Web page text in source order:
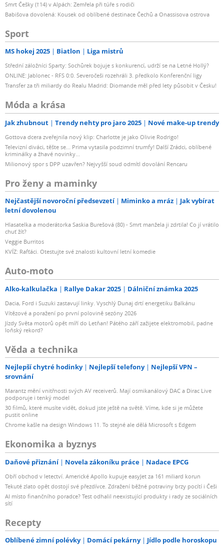
Smrt Češky (†14) v Alpách: Zemřela při túře s rodiči
Babišova dovolená: Kousek od oblíbené destinace Čechů a Onassisova ostrova
Sport
MS hokej 2025 Biatlon Liga mistrů
Střední záložníci Sparty: Sochůrek bojuje s konkurencí, udrží se na Letné Hollý?
ONLINE: Jablonec - RFS 0:0. Severočeši rozehráli 3. předkolo Konferenční ligy
Transfer za tři miliardy do Realu Madrid: Diomande měl před lety působit v Česku!
Móda a krása
Jak zhubnout Trendy nehty pro jaro 2025 Nové make-up trendy
Gottova dcera zveřejnila nový klip: Charlotte je jako Olivie Rodrigo!
Televizní diváci, těšte se... Prima vytasila podzimní trumfy! Další Zrádci, oblíbené
kriminálky a žhavé novinky...
Milionový spor s DPP uzavřen? Nejvyšší soud odmítl dovolání Rencaru
Pro ženy a maminky
Nejčastější novoroční předsevzetí Miminko a mráz
Jak vybírat
letní dovolenou
Hlasatelka a moderátorka Saskia Burešová (80) - Smrt manžela ji zdrtila! Co jí vrátilo
chuť žít?
Veggie Burritos
KVÍZ: Rafťáci. Otestujte své znalosti kultovní letní komedie
Auto-moto
Alko-kalkulačka Rallye Dakar 2025 Dálniční známka 2025
Dacia, Ford i Suzuki zastavují linky. Vyschlý Dunaj drtí energetiku Balkánu
Vítězové a poražení po první polovině sezóny 2026
Jízdy Světa motorů opět míří do Letňan! Pátého září zažijete elektromobil, padne
loňský rekord?
Věda a technika
Nejlepší chytré hodinky Nejlepší telefony
Nejlepší VPN –
srovnání
Marantz mění vnitřnosti svých AV receiverů. Mají osmikanálový DAC a Dirac Live
podporuje i tenký model
30 filmů, které musíte vidět, dokud jste ještě na světě. Víme, kde si je můžete
pustit online
Chrome kašle na design Windows 11. To stejné ale dělá Microsoft s Edgem
Ekonomika a byznys
Daňové přiznání Novela zákoníku práce Nadace EPCG
Obří obchod v letectví. Americké Apollo kupuje easyJet za 161 miliard korun
Tekuté zlato opět dostojí své přezdívce. Zdražení běžné potraviny brzy pocítí i Češi
AI místo finančního poradce? Test odhalil neexistující produkty i rady ze sociálních
sítí
Recepty
Oblíbené zimní polévky Domácí pekárny Jídlo podle horoskopu